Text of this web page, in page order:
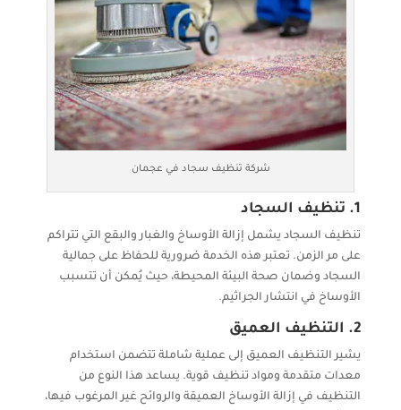
شركة تنظيف سجاد في عجمان
1. تنظيف السجاد
تنظيف السجاد يشمل إزالة الأوساخ والغبار والبقع التي تتراكم
على مر الزمن. تعتبر هذه الخدمة ضرورية للحفاظ على جمالية
السجاد وضمان صحة البيئة المحيطة، حيث يُمكن أن تتسبب
الأوساخ في انتشار الجراثيم.
2. التنظيف العميق
يشير التنظيف العميق إلى عملية شاملة تتضمن استخدام
معدات متقدمة ومواد تنظيف قوية. يساعد هذا النوع من
التنظيف في إزالة الأوساخ العميقة والروائح غير المرغوب فيها،